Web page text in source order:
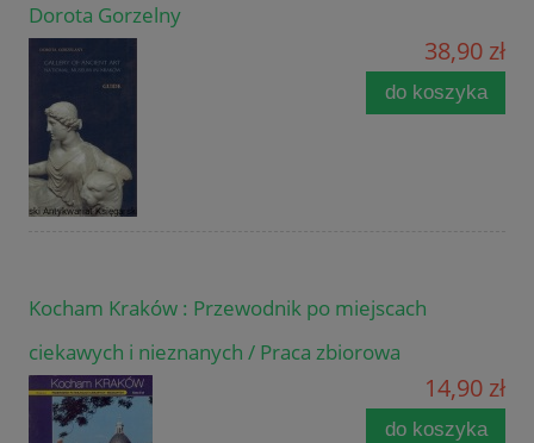
Dorota Gorzelny
38,90 zł
do koszyka
Kocham Kraków : Przewodnik po miejscach
ciekawych i nieznanych / Praca zbiorowa
14,90 zł
do koszyka